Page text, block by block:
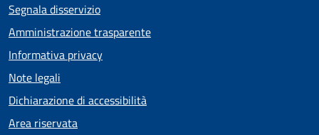
Segnala disservizio
Amministrazione trasparente
Informativa privacy
Note legali
Dichiarazione di accessibilità
Area riservata